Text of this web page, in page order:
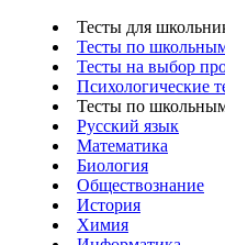
Тесты для
Тесты по
Тесты на выбор
Психологические
Тесты по
Русский язык
Математика
Биология
Обществознание
История
Химия